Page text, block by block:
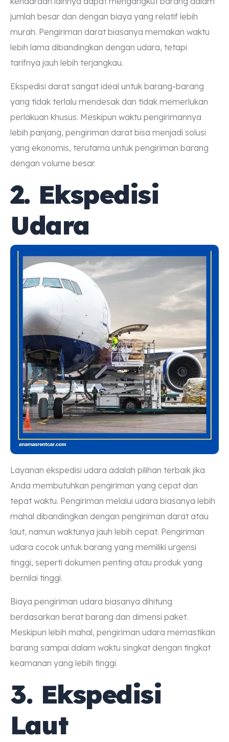
jumlah besar dan dengan biaya yang relatif lebih
murah. Pengiriman darat biasanya memakan waktu
lebih lama dibandingkan dengan udara, tetapi
tarifnya jauh lebih terjangkau.
Ekspedisi darat sangat ideal untuk barang-barang
yang tidak terlalu mendesak dan tidak memerlukan
perlakuan khusus. Meskipun waktu pengirimannya
lebih panjang, pengiriman darat bisa menjadi solusi
yang ekonomis, terutama untuk pengiriman barang
dengan volume besar.
2. Ekspedisi
Udara
Layanan ekspedisi udara adalah pilihan terbaik jika
Anda membutuhkan pengiriman yang cepat dan
tepat waktu. Pengiriman melalui udara biasanya lebih
mahal dibandingkan dengan pengiriman darat atau
laut, namun waktunya jauh lebih cepat. Pengiriman
udara cocok untuk barang yang memiliki urgensi
tinggi, seperti dokumen penting atau produk yang
bernilai tinggi.
Biaya pengiriman udara biasanya dihitung
berdasarkan berat barang dan dimensi paket.
Meskipun lebih mahal, pengiriman udara memastikan
barang sampai dalam waktu singkat dengan tingkat
keamanan yang lebih tinggi.
3. Ekspedisi
Laut